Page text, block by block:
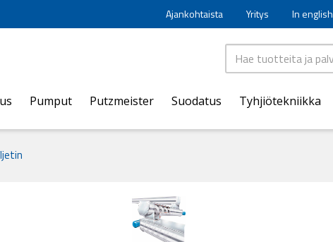
Ajankohtaista Yritys In english
Pumput Putzmeister Suodatus Tyhjiötekniikka